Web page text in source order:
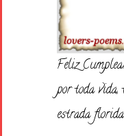
Feliz
por toda vida,
estrada